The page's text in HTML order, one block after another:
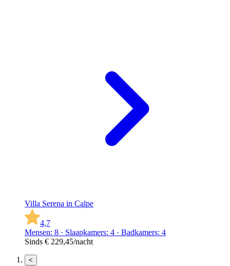
Villa Serena in Calpe
4,7
Mensen: 8 · Slaapkamers: 4 · Badkamers: 4
Sinds € 229,45/nacht
<